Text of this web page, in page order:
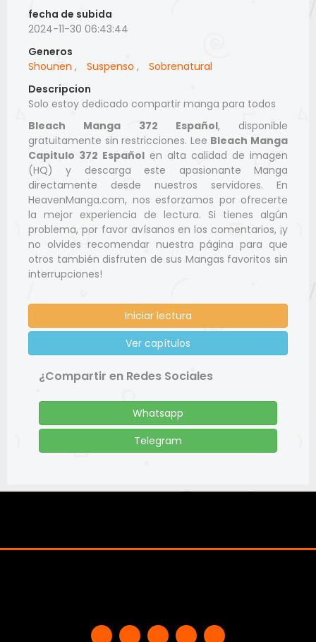
fecha de subida
2024-11-30 06:43:44
Generos
Shounen , Suspenso ,
Sobrenatural
Descripcion
Solo estoy dedicado compartir manga para todos
Bleach Manga 372 Español, disponible
gratuitamente sin restricciones. Lee Bleach Manga
Capitulo 372 Español en alta calidad de imagen
(HQ) y descarga este apasionante Manga
directamente desde nuestros servidores. En
HeavenManga.com, nos esforzamos por ofrecerte
la mejor experiencia de lectura. Si tienes algún
problema, por favor avísanos en los comentarios, ¡y
no olvides recomendar nuestra página para que
otros también disfruten de sus Mangas favoritos sin
interrupciones!
Iniciar lectura
Ver capítulos
¿Compartir en Redes Sociales
Whatsapp
Telegram